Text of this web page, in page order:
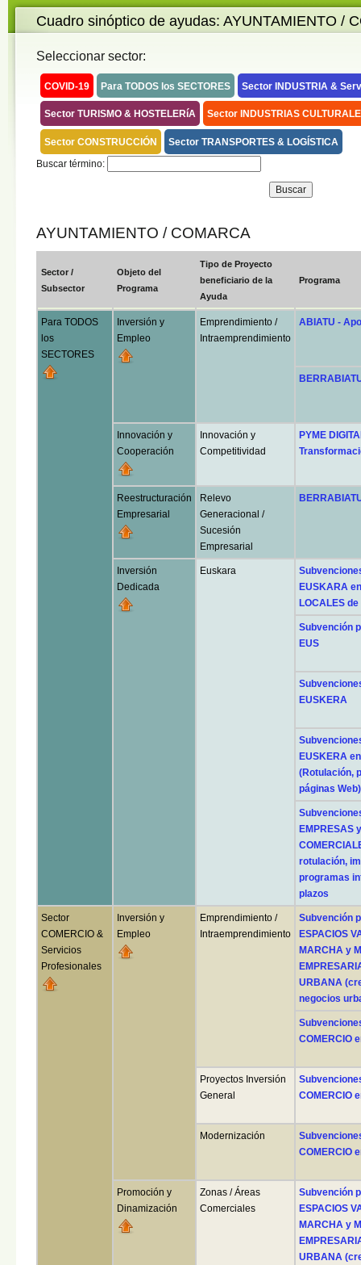
Cuadro sinóptico de ayudas: AYUNTAMIENTO /
Seleccionar sector:
COVID-19 Para TODOS los SECTORES Sector INDUSTRIA &
Sector TURISMO & HOSTELERíA Sector INDUSTRIAS
Sector CONSTRUCCIÓN
Sector TRANSPORTES & LOGÍSTICA
Buscar término:
AYUNTAMIENTO / COMARCA
Sector /
Subsector
Objeto del
Programa
Tipo de Proyecto
beneficiario de la
Ayuda
Programa
Para TODOS
los
SECTORES
Inversión y
Empleo
Emprendimiento /
Intraemprendimiento
ABIATU -
Innovación y
Cooperación
Innovación y
Competitividad
PYME
Reestructuración
Empresarial
Relevo
Generacional /
Sucesión
Empresarial
Inversión
Dedicada
Euskara
EUSKARA
LOCALES
Subvención
EUS
EUSKERA
EUSKERA
(Rotulación,
páginas Web)
EMPRESAS
rotulación,
programas
plazos
Sector
COMERCIO &
Servicios
Profesionales
Inversión y
Empleo
Emprendimiento /
Intraemprendimiento
Subvención
ESPACIOS
MARCHA y
URBANA
negocios
COMERCIO
Proyectos Inversión
General
COMERCIO
Modernización
COMERCIO
Promoción y
Dinamización
Zonas / Áreas
Comerciales
Subvención
ESPACIOS
MARCHA y
URBANA